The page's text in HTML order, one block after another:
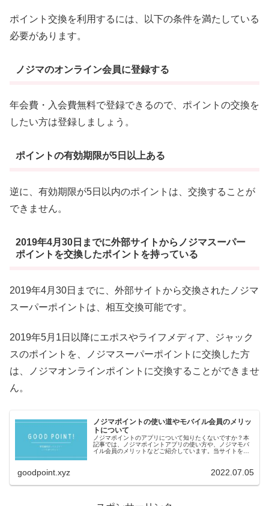
ポイント交換を利用するには、以下の条件を満たしている
必要があります。
ノジマのオンライン会員に登録する
年会費・入会費無料で登録できるので、ポイントの交換を
したい方は登録しましょう。
ポイントの有効期限が5日以上ある
逆に、有効期限が5日以内のポイントは、交換することが
できません。
2019年4月30日までに外部サイトからノジマスーパー
ポイントを交換したポイントを持っている
2019年4月30日までに、外部サイトから交換されたノジマ
スーパーポイントは、相互交換可能です。
2019年5月1日以降にエポスやライフメディア、ジャック
スのポイントを、ノジマスーパーポイントに交換した方
は、ノジマオンラインポイントに交換することができませ
ん。
ノジマポイントの使い道やモバイル会員のメリッ
トについて
ノジマポイントのアプリについて知りたくないですか？本
記事では、ノジマポイントアプリの使い方や、ノジマモバ
イル会員のメリットなどご紹介しています。当サイトを読
goodpoint.xyz 2022.07.05